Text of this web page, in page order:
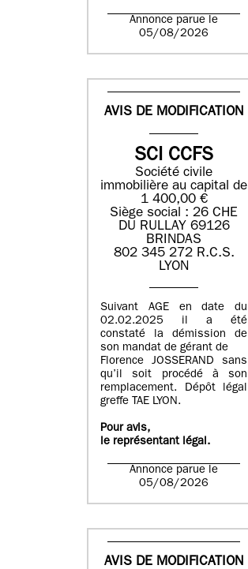
Annonce parue le
05/08/2026
AVIS DE MODIFICATION
SCI CCFS
Société civile
immobilière au capital de
1 400,00 €
Siège social : 26 CHE
DU RULLAY 69126
BRINDAS
802 345 272 R.C.S.
LYON
Suivant AGE en date du
02.02.2025 il a été
constaté la démission de
son mandat de gérant de
Florence JOSSERAND sans
qu’il soit procédé à son
remplacement. Dépôt légal
greffe TAE LYON.
Pour avis,
le représentant légal.
Annonce parue le
05/08/2026
AVIS DE MODIFICATION